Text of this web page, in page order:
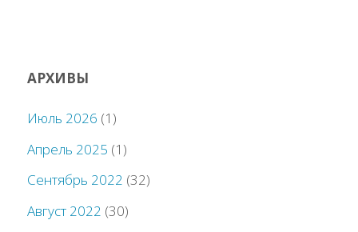
АРХИВЫ
Июль 2026 (1)
Апрель 2025 (1)
Сентябрь 2022 (32)
Август 2022 (30)